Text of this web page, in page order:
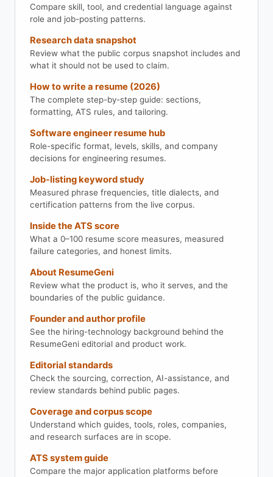
Compare skill, tool, and credential language against
role and job-posting patterns.
Research data snapshot
Review what the public corpus snapshot includes and
what it should not be used to claim.
How to write a resume (2026)
The complete step-by-step guide: sections,
formatting, ATS rules, and tailoring.
Software engineer resume hub
Role-specific format, levels, skills, and company
decisions for engineering resumes.
Job-listing keyword study
Measured phrase frequencies, title dialects, and
certification patterns from the live corpus.
Inside the ATS score
What a 0–100 resume score measures, measured
failure categories, and honest limits.
About ResumeGeni
Review what the product is, who it serves, and the
boundaries of the public guidance.
Founder and author profile
See the hiring-technology background behind the
ResumeGeni editorial and product work.
Editorial standards
Check the sourcing, correction, AI-assistance, and
review standards behind public pages.
Coverage and corpus scope
Understand which guides, tools, roles, companies,
and research surfaces are in scope.
ATS system guide
Compare the major application platforms before